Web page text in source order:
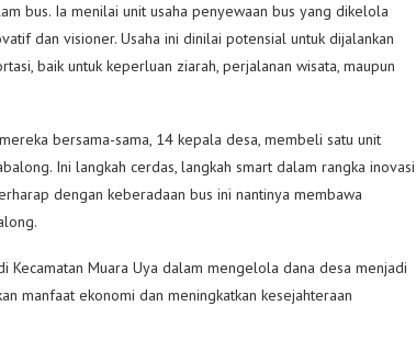
bus. Ia menilai unit usaha penyewaan bus yang dikelola
dan visioner. Usaha ini dinilai potensial untuk dijalankan
baik untuk keperluan ziarah, perjalanan wisata, maupun
bersama-sama, 14 kepala desa, membeli satu unit
Ini langkah cerdas, langkah smart dalam rangka inovasi
dengan keberadaan bus ini nantinya membawa
Muara Uya dalam mengelola dana desa menjadi
manfaat ekonomi dan meningkatkan kesejahteraan